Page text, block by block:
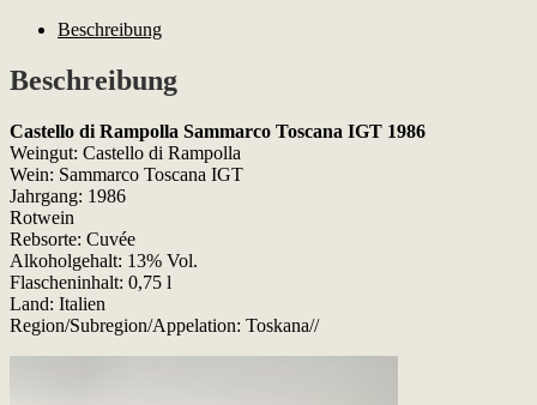
Sammarco
IGT
1986
Beschreibung
Beschreibung
Castello di Rampolla Sammarco Toscana IGT 1986
Weingut: Castello di Rampolla
Wein: Sammarco Toscana IGT
Jahrgang: 1986
Rotwein
Rebsorte: Cuvée
Alkoholgehalt: 13% Vol.
Flascheninhalt: 0,75 l
Land: Italien
Region/Subregion/Appelation: Toskana//